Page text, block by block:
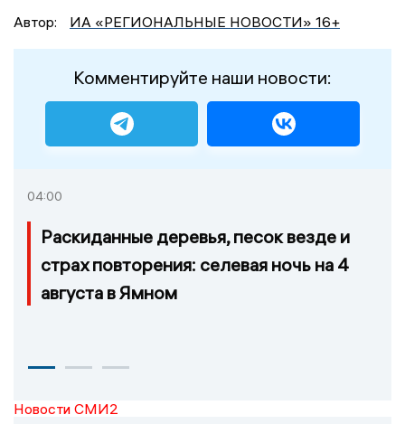
Автор:
ИА «РЕГИОНАЛЬНЫЕ НОВОСТИ» 16+
Комментируйте наши новости:
04:00
Раскиданные деревья, песок везде и
страх повторения: селевая ночь на 4
августа в Ямном
Новости СМИ2